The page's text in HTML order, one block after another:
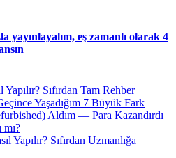
yayınlayalım, eş zamanlı olarak 4
Sıfırdan Tam Rehber
Yaşadığım 7 Büyük Fark
Aldım — Para Kazandırdı
mı?
Yapılır? Sıfırdan Uzmanlığa